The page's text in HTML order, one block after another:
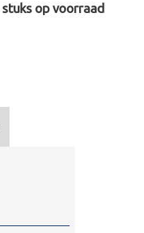
stuks op voorraad